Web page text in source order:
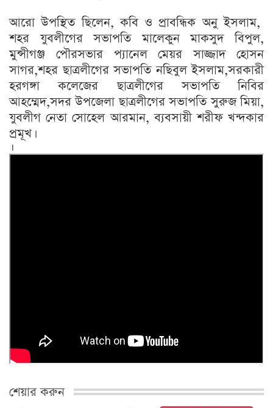
আরো উপস্থিত ছিলেন, কবি ও প্রাবন্ধিক অনু ইসলাম,
শহর যুবলীগের সভাপতি মালেকুন মাকসুদ বিপুল,
মুন্সীগঞ্জ পৌরসভার প্যানেল মেয়র সাজ্জাদ হোসন
সাগর,শহর ছাত্রলীগের সভাপতি নছিবুল ইসলাম,সরকারী
হরগঙ্গা কলেজের ছাত্রলীগের সভাপতি নিবির
আহম্মেদ,সদর উপজেলা ছাত্রলীগের সভাপতি সুরুজ মিয়া,
যুবলীগ নেতা সোহেল আরমান, ব্যবসায়ী শরীফ খন্দকার
প্রমূখ।
শেয়ার করুন